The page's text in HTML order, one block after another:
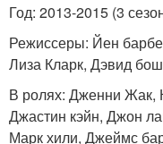
Год: 2013-2015 (3
Режиссеры: Йен
Лиза Кларк, Дэвид
В ролях: Дженни Жак,
Джастин кэйн, Джон
Марк хили, Джеймс